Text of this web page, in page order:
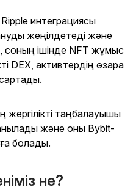
Ripple интеграциясы
жеңілдетеді және
соның ішінде NFT жұмыс
DEX, активтердің өзара
жергілікті таңбалауышы
және оны Bybit-
болады.
не?